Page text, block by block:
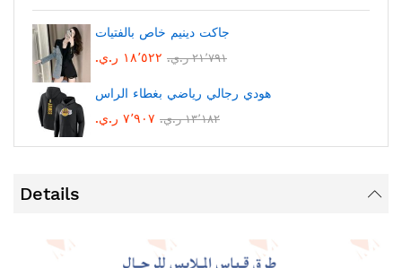
جاكت دينيم خاص بالفتيات
١٨٬٥٢٢ ر.ي.‏
٢١٬٧٩١ ر.ي.‏
هودي رجالي رياضي بغطاء الراس
٧٬٩٠٧ ر.ي.‏
١٣٬١٨٢ ر.ي.‏
Details